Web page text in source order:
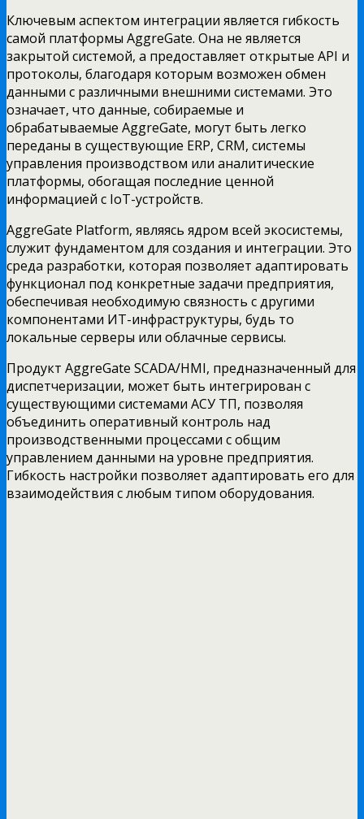
Ключевым аспектом интеграции является гибкость
самой платформы AggreGate. Она не является
закрытой системой, а предоставляет открытые API и
протоколы, благодаря которым возможен обмен
данными с различными внешними системами. Это
означает, что данные, собираемые и
обрабатываемые AggreGate, могут быть легко
переданы в существующие ERP, CRM, системы
управления производством или аналитические
платформы, обогащая последние ценной
информацией с IoT-устройств.
AggreGate Platform, являясь ядром всей экосистемы,
служит фундаментом для создания и интеграции. Это
среда разработки, которая позволяет адаптировать
функционал под конкретные задачи предприятия,
обеспечивая необходимую связность с другими
компонентами ИТ-инфраструктуры, будь то
локальные серверы или облачные сервисы.
Продукт AggreGate SCADA/HMI, предназначенный для
диспетчеризации, может быть интегрирован с
существующими системами АСУ ТП, позволяя
объединить оперативный контроль над
производственными процессами с общим
управлением данными на уровне предприятия.
Гибкость настройки позволяет адаптировать его для
взаимодействия с любым типом оборудования.